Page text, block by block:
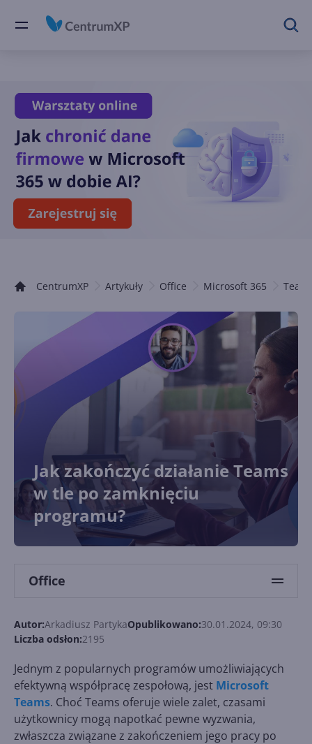
CentrumXP Artykuły Office Microsoft 365
Jak zakończyć działanie Teams
w tle po zamknięciu
programu?
Office
Autor:Arkadiusz PartykaOpublikowano:30.01.2024, 09:30
Liczba odsłon:2195
Jednym z popularnych programów umożliwiających
efektywną współpracę zespołową, jest Microsoft
Teams. Choć Teams oferuje wiele zalet, czasami
użytkownicy mogą napotkać pewne wyzwania,
zwłaszcza związane z zakończeniem jego pracy po